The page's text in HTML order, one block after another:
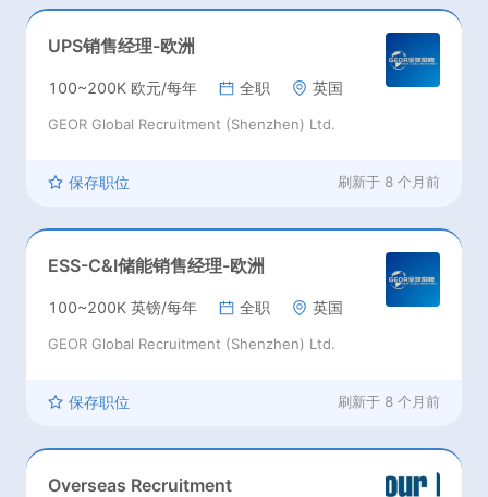
UPS销售经理-欧洲
100~200K 欧元/每年 全职 英国
GEOR Global Recruitment (Shenzhen) Ltd.
保存职位 刷新于 8 个月前
ESS-C&I储能销售经理-欧洲
100~200K 英镑/每年 全职 英国
GEOR Global Recruitment (Shenzhen) Ltd.
保存职位 刷新于 8 个月前
Overseas Recruitment